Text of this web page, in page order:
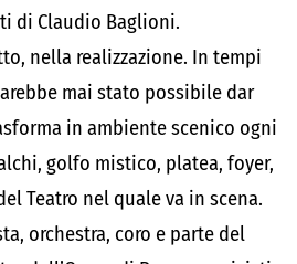
di Claudio Baglioni.
nella realizzazione. In tempi
mai stato possibile dar
in ambiente scenico ogni
golfo mistico, platea, foyer,
Teatro nel quale va in scena.
orchestra, coro e parte del